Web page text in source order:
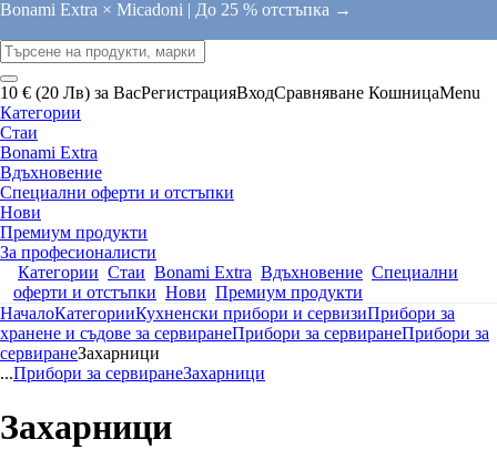
Bonami Extra × Micadoni | До 25 % отстъпка →
10 € (20 Лв) за ВасРегистрацияВходСравняване КошницаMenu
Категории
Стаи
Bonami Extra
Вдъхновение
Специални оферти и отстъпки
Нови
Премиум продукти
За професионалисти
Категории Стаи Bonami Extra Вдъхновение Специални
оферти и отстъпки Нови Премиум продукти
НачалоКатегорииКухненски прибори и сервизиПрибори за
хранене и съдове за сервиранеПрибори за сервиранеПрибори за
сервиранеЗахарници
...Прибори за сервиранеЗахарници
Захарници